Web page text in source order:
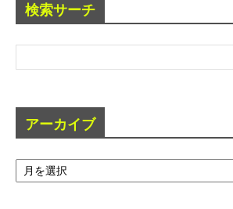
検索サーチ
アーカイブ
ア
ー